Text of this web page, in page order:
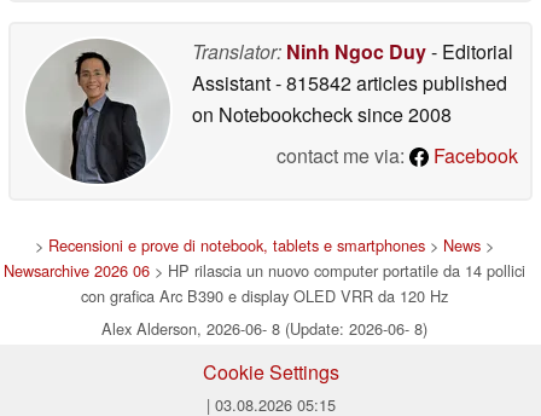
Translator: Ninh Ngoc Duy- Editorial
Assistant- 815842 articles published
on Notebookchecksince 2008
contact me via:
Facebook
> Recensioni e prove di notebook, tablets e smartphones > News >
Newsarchive 2026 06 > HP rilascia un nuovo computer portatile da 14 pollici
con grafica Arc B390 e display OLED VRR da 120 Hz
Alex Alderson, 2026-06- 8 (Update: 2026-06- 8)
Cookie Settings
| 03.08.2026 05:15